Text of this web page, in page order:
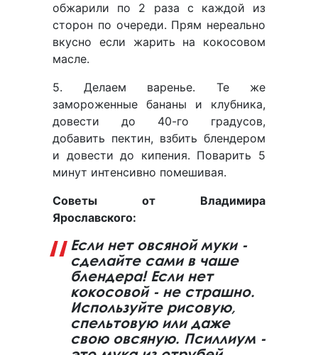
обжарили по 2 раза с каждой из
сторон по очереди. Прям нереально
вкусно если жарить на кокосовом
масле.
5. Делаем варенье. Те же
замороженные бананы и клубника,
довести до 40-го градусов,
добавить пектин, взбить блендером
и довести до кипения. Поварить 5
минут интенсивно помешивая.
Советы от Владимира
Ярославского:
Если нет овсяной муки -
сделайте сами в чаше
блендера! Если нет
кокосовой - не страшно.
Используйте рисовую,
спельтовую или даже
свою овсяную. Псиллиум -